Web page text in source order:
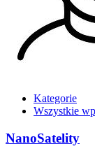
Kategorie
Wszystkie
NanoSatelity